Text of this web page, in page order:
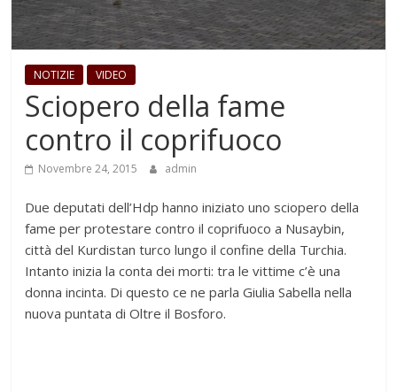
NOTIZIE VIDEO
Sciopero della fame
contro il coprifuoco
Novembre 24, 2015 admin
Due deputati dell’Hdp hanno iniziato uno sciopero della
fame per protestare contro il coprifuoco a Nusaybin,
città del Kurdistan turco lungo il confine della Turchia.
Intanto inizia la conta dei morti: tra le vittime c’è una
donna incinta. Di questo ce ne parla Giulia Sabella nella
nuova puntata di Oltre il Bosforo.